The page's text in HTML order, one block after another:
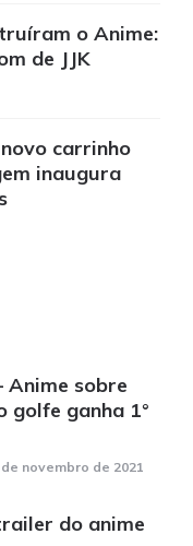
o Anime:
de JJK
carrinho
inaugura
sobre
golfe ganha 1°
de novembro de 2021
do anime